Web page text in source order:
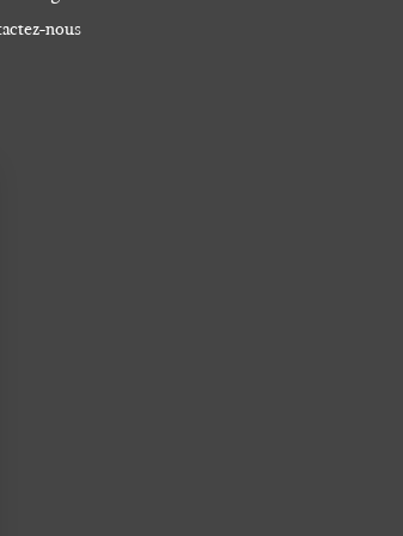
nous